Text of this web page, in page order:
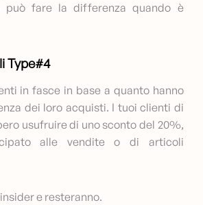
può fare la differenza quando è
Type#4
in fasce in base a quanto hanno
dei loro acquisti. I tuoi clienti di
usufruire di uno sconto del 20%,
alle vendite o di articoli
e resteranno.